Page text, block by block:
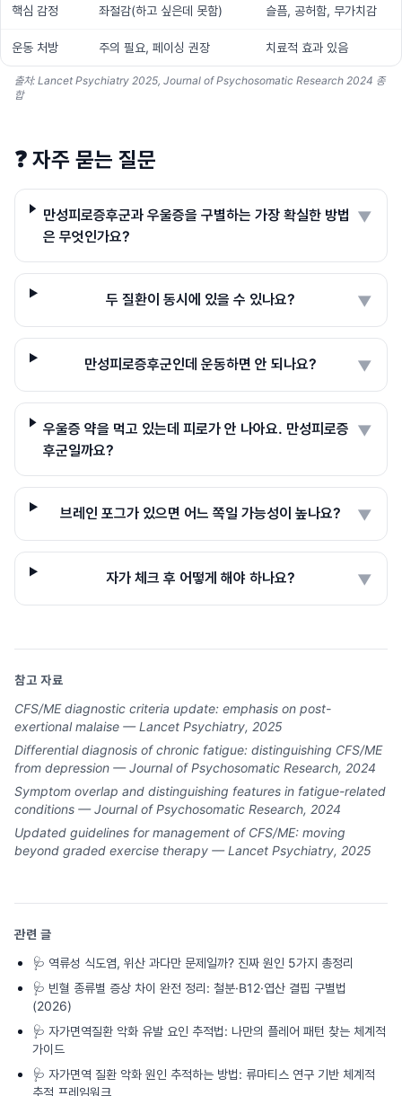
핵심 감정 좌절감(하고 싶은데 못함) 슬픔, 공허함, 무가치감
운동 처방 주의 필요, 페이싱 권장 치료적 효과 있음
출처: Lancet Psychiatry 2025, Journal of Psychosomatic Research 2024 종
합
❓ 자주 묻는 질문
만성피로증후군과 우울증을 구별하는 가장 확실한 방법
은 무엇인가요?
▼
두 질환이 동시에 있을 수 있나요? ▼
만성피로증후군인데 운동하면 안 되나요? ▼
우울증 약을 먹고 있는데 피로가 안 나아요. 만성피로증
후군일까요?
▼
브레인 포그가 있으면 어느 쪽일 가능성이 높나요? ▼
자가 체크 후 어떻게 해야 하나요? ▼
참고 자료
CFS/ME diagnostic criteria update: emphasis on post-
exertional malaise — Lancet Psychiatry, 2025
Differential diagnosis of chronic fatigue: distinguishing CFS/ME
from depression — Journal of Psychosomatic Research, 2024
Symptom overlap and distinguishing features in fatigue-related
conditions — Journal of Psychosomatic Research, 2024
Updated guidelines for management of CFS/ME: moving
beyond graded exercise therapy — Lancet Psychiatry, 2025
관련 글
🩺 역류성 식도염, 위산 과다만 문제일까? 진짜 원인 5가지 총정리
🩺 빈혈 종류별 증상 차이 완전 정리: 철분·B12·엽산 결핍 구별법
(2026)
🩺 자가면역질환 악화 유발 요인 추적법: 나만의 플레어 패턴 찾는 체계적
가이드
🩺 자가면역 질환 악화 원인 추적하는 방법: 류마티스 연구 기반 체계적
추적 프레임워크